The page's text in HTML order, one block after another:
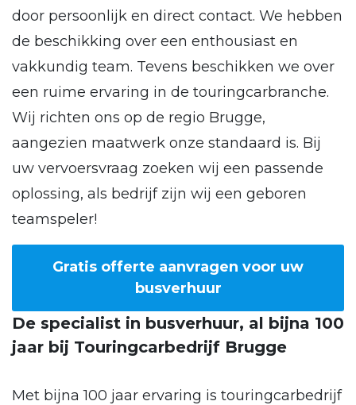
door persoonlijk en direct contact. We hebben
de beschikking over een enthousiast en
vakkundig team. Tevens beschikken we over
een ruime ervaring in de touringcarbranche.
Wij richten ons op de regio Brugge,
aangezien maatwerk onze standaard is. Bij
uw vervoersvraag zoeken wij een passende
oplossing, als bedrijf zijn wij een geboren
teamspeler!
Gratis offerte aanvragen voor uw
busverhuur
De specialist in busverhuur, al bijna 100
jaar bij Touringcarbedrijf Brugge
Met bijna 100 jaar ervaring is touringcarbedrijf